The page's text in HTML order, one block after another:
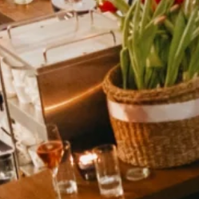
in Ruggell: Ein Raum
Klarheit, Tiefe und